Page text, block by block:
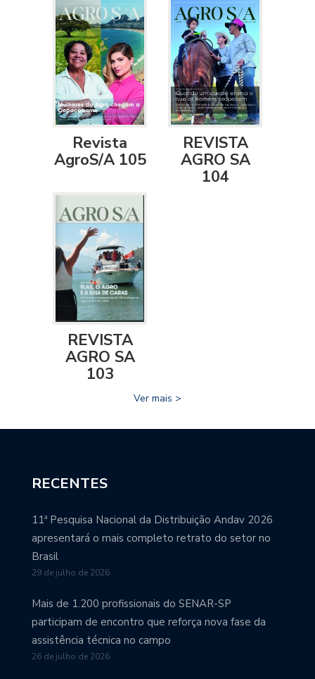
Revista
AgroS/A 105
REVISTA
AGRO SA
104
REVISTA
AGRO SA
103
Ver mais >
RECENTES
11ª Pesquisa Nacional da Distribuição Andav 2026
apresentará o mais completo retrato do setor no
Brasil
29 de julho de 2026
Mais de 1.200 profissionais do SENAR-SP
participam de encontro que reforça nova fase da
assistência técnica no campo
26 de julho de 2026